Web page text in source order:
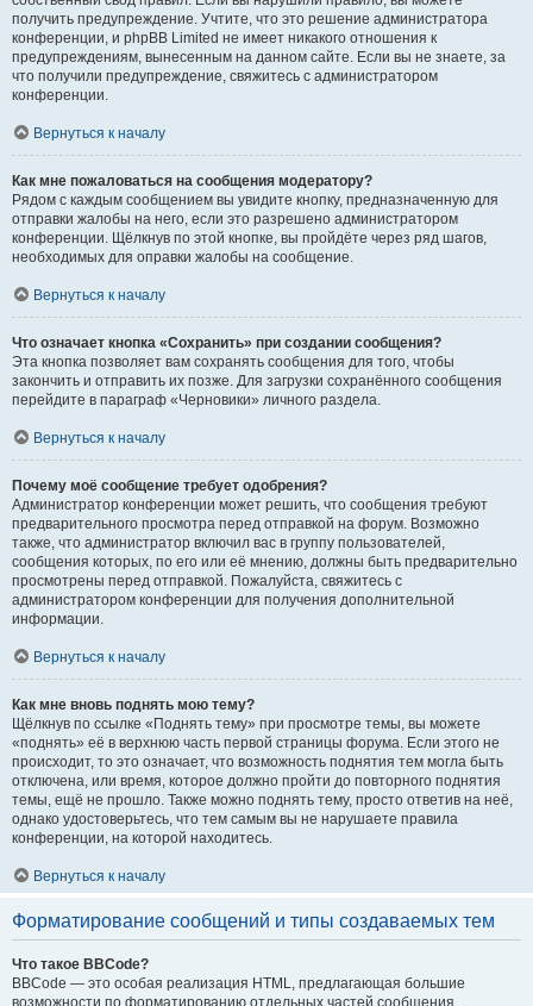
получить предупреждение. Учтите, что это решение администратора
конференции, и phpBB Limited не имеет никакого отношения к
предупреждениям, вынесенным на данном сайте. Если вы не знаете, за
что получили предупреждение, свяжитесь с администратором
конференции.
Вернуться к началу
Как мне пожаловаться на сообщения модератору?
Рядом с каждым сообщением вы увидите кнопку, предназначенную для
отправки жалобы на него, если это разрешено администратором
конференции. Щёлкнув по этой кнопке, вы пройдёте через ряд шагов,
необходимых для оправки жалобы на сообщение.
Вернуться к началу
Что означает кнопка «Сохранить» при создании сообщения?
Эта кнопка позволяет вам сохранять сообщения для того, чтобы
закончить и отправить их позже. Для загрузки сохранённого сообщения
перейдите в параграф «Черновики» личного раздела.
Вернуться к началу
Почему моё сообщение требует одобрения?
Администратор конференции может решить, что сообщения требуют
предварительного просмотра перед отправкой на форум. Возможно
также, что администратор включил вас в группу пользователей,
сообщения которых, по его или её мнению, должны быть предварительно
просмотрены перед отправкой. Пожалуйста, свяжитесь с
администратором конференции для получения дополнительной
информации.
Вернуться к началу
Как мне вновь поднять мою тему?
Щёлкнув по ссылке «Поднять тему» при просмотре темы, вы можете
«поднять» её в верхнюю часть первой страницы форума. Если этого не
происходит, то это означает, что возможность поднятия тем могла быть
отключена, или время, которое должно пройти до повторного поднятия
темы, ещё не прошло. Также можно поднять тему, просто ответив на неё,
однако удостоверьтесь, что тем самым вы не нарушаете правила
конференции, на которой находитесь.
Вернуться к началу
Форматирование сообщений и типы создаваемых тем
Что такое BBCode?
BBCode — это особая реализация HTML, предлагающая большие
возможности по форматированию отдельных частей сообщения.